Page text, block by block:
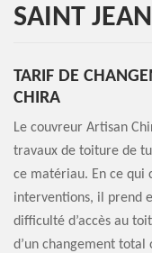
SAINT
TARIF DE
CHIRA
Le couvreur Artisan
travaux de toiture de
ce matériau. En ce qui
interventions, il prend
difficulté d’accès au
d’un changement total